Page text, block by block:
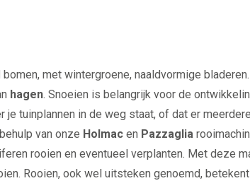
met wintergroene, naaldvormige
hagen. Snoeien is belangrijk voor de
je tuinplannen in de weg staat, of dat er
van onze Holmac en Pazzaglia
rooien en eventueel verplanten. Met deze
Rooien, ook wel uitsteken genoemd,